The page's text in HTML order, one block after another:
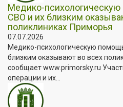
Медико-
СВО и их близким
поликлиниках Приморья
07.07.2026
Медико-психологическую
близким оказывают во всех
сообщает www.primorsky.ru
операции и их...